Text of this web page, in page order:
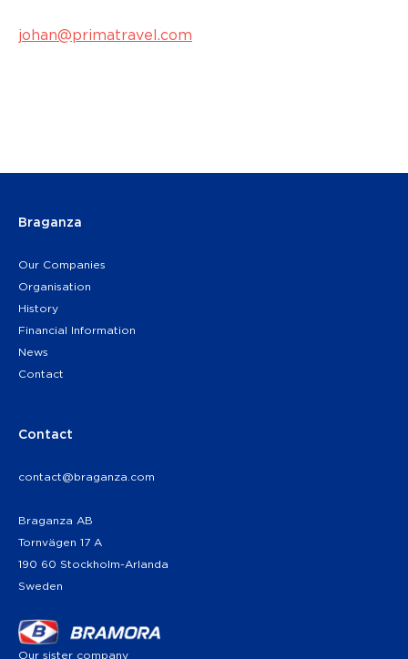
johan@primatravel.com
Braganza
Our Companies
Organisation
History
Financial Information
News
Contact
Contact
contact@braganza.com
Braganza AB
Tornvägen 17 A
190 60 Stockholm-Arlanda
Sweden
Our sister company